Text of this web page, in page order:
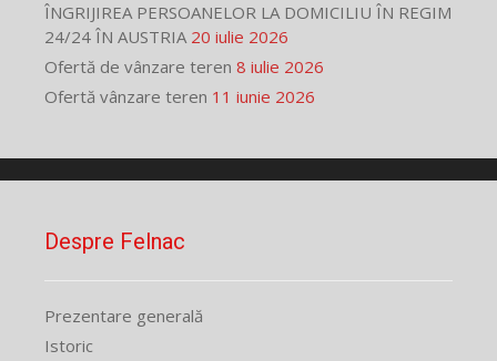
ÎNGRIJIREA PERSOANELOR LA DOMICILIU ÎN REGIM
24/24 ÎN AUSTRIA 20 iulie 2026
Ofertă de vânzare teren 8 iulie 2026
Ofertă vânzare teren 11 iunie 2026
Despre Felnac
Prezentare generală
Istoric